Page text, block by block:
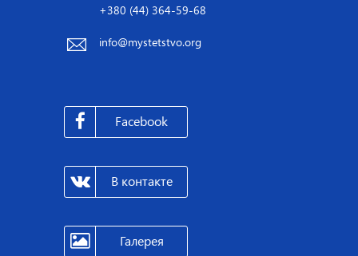
+380 (44) 364-59-68
info@mystetstvo.org
Facebook
В контакте
Галерея